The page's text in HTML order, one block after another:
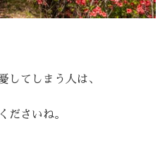
してしまう人は、
ださいね。